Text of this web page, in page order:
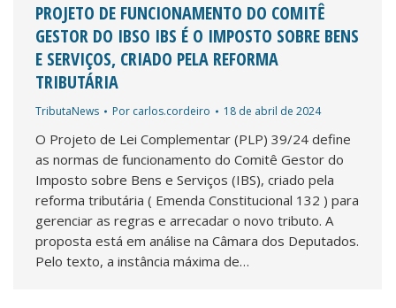
PROJETO DE FUNCIONAMENTO DO COMITÊ
GESTOR DO IBSO IBS É O IMPOSTO SOBRE BENS
E SERVIÇOS, CRIADO PELA REFORMA
TRIBUTÁRIA
TributaNews Por carlos.cordeiro 18 de abril de 2024
O Projeto de Lei Complementar (PLP) 39/24 define
as normas de funcionamento do Comitê Gestor do
Imposto sobre Bens e Serviços (IBS), criado pela
reforma tributária ( Emenda Constitucional 132 ) para
gerenciar as regras e arrecadar o novo tributo. A
proposta está em análise na Câmara dos Deputados.
Pelo texto, a instância máxima de…